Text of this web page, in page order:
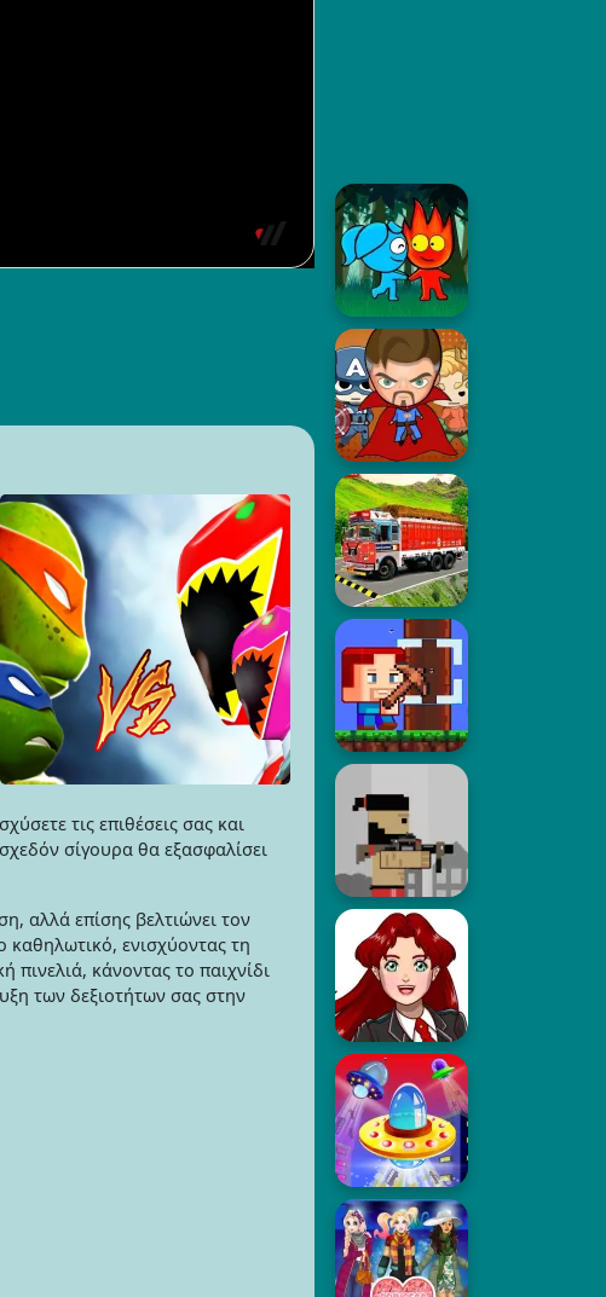
τις επιθέσεις σας και
σίγουρα θα εξασφαλίσει
αλλά επίσης βελτιώνει τον
ενισχύοντας τη
κάνοντας το παιχνίδι
των δεξιοτήτων σας στην